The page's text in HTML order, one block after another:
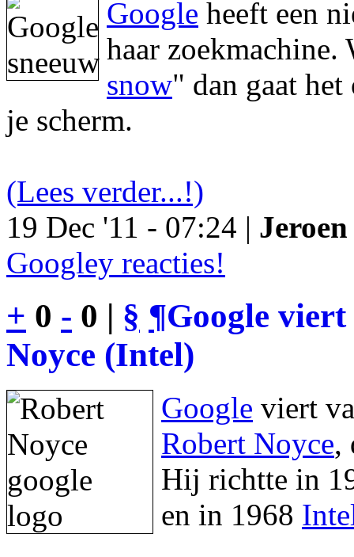
Google heeft een
haar zoekmachine.
snow" dan gaat
je scherm.
(Lees verder...!)
19 Dec '11 - 07:24 |
Googley reacties!
+ 0 - 0 | § ¶Google
Noyce (Intel)
Google viert
Robert Noyce,
Hij richtte in
en in 1968